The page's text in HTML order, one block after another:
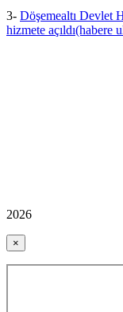
3- Döşemealtı Devlet
hizmete açıldı(habere
2026
×